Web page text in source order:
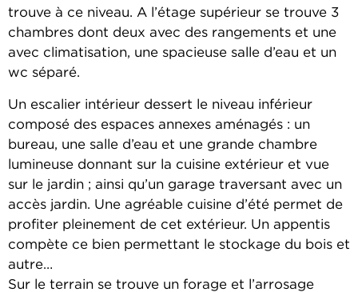
trouve à ce niveau. A l’étage supérieur se trouve 3
chambres dont deux avec des rangements et une
avec climatisation, une spacieuse salle d’eau et un
wc séparé.
Un escalier intérieur dessert le niveau inférieur
composé des espaces annexes aménagés : un
bureau, une salle d’eau et une grande chambre
lumineuse donnant sur la cuisine extérieur et vue
sur le jardin ; ainsi qu’un garage traversant avec un
accès jardin. Une agréable cuisine d’été permet de
profiter pleinement de cet extérieur. Un appentis
compète ce bien permettant le stockage du bois et
autre…
Sur le terrain se trouve un forage et l’arrosage